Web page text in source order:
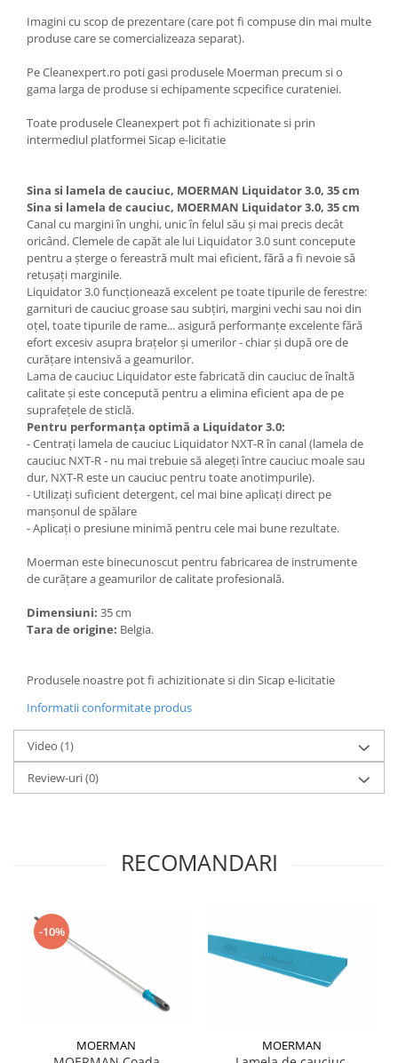
Imagini cu scop de prezentare (care pot fi compuse din mai multe
produse care se comercializeaza separat).
Pe Cleanexpert.ro poti gasi produsele Moerman precum si o
gama larga de produse si echipamente scpecifice curateniei.
Toate produsele Cleanexpert pot fi achizitionate si prin
intermediul platformei Sicap e-licitatie
Sina si lamela de cauciuc, MOERMAN Liquidator 3.0, 35 cm
Sina si lamela de cauciuc, MOERMAN Liquidator 3.0, 35 cm
Canal cu margini în unghi, unic în felul său și mai precis decât
oricând. Clemele de capăt ale lui Liquidator 3.0 sunt concepute
pentru a șterge o fereastră mult mai eficient, fără a fi nevoie să
retușați marginile.
Liquidator 3.0 funcționează excelent pe toate tipurile de ferestre:
garnituri de cauciuc groase sau subțiri, margini vechi sau noi din
oțel, toate tipurile de rame... asigură performanțe excelente fără
efort excesiv asupra brațelor și umerilor - chiar și după ore de
curățare intensivă a geamurilor.
Lama de cauciuc Liquidator este fabricată din cauciuc de înaltă
calitate și este concepută pentru a elimina eficient apa de pe
suprafețele de sticlă.
Pentru performanța optimă a Liquidator 3.0:
- Centrați lamela de cauciuc Liquidator NXT-R în canal (lamela de
cauciuc NXT-R - nu mai trebuie să alegeți între cauciuc moale sau
dur, NXT-R este un cauciuc pentru toate anotimpurile).
- Utilizați suficient detergent, cel mai bine aplicați direct pe
manșonul de spălare
- Aplicați o presiune minimă pentru cele mai bune rezultate.
Moerman este binecunoscut pentru fabricarea de instrumente
de curățare a geamurilor de calitate profesională.
Dimensiuni: 35 cm
Tara de origine: Belgia.
Produsele noastre pot fi achizitionate si din Sicap e-licitatie
Informatii conformitate produs
Video (1)
Review-uri(0)
RECOMANDARI
-10%
MOERMAN MOERMAN